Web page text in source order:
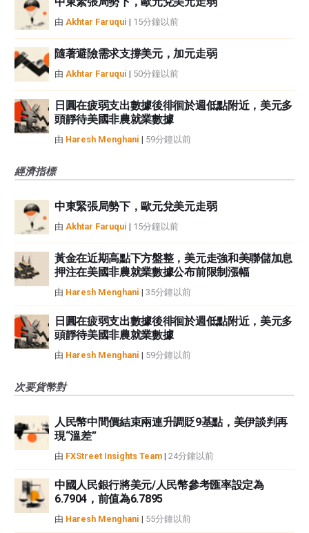
由 Akhtar Faruqui | 15分鐘以前
隨著避險需求支撐美元，加元走弱
由 Akhtar Faruqui | 50分鐘以前
日圓在疲弱支出數據後徘徊於週低點附近，美元多
頭靜待美國非農就業數據
由 Haresh Menghani | 59分鐘以前
經濟指標
中東緊張局勢下，歐元兌美元走弱
由 Akhtar Faruqui | 15分鐘以前
黃金在近期高點下方盤整，美元走強和美聯儲加息
押注在美國非農就業數據公布前限制漲幅
由 Haresh Menghani | 35分鐘以前
日圓在疲弱支出數據後徘徊於週低點附近，美元多
頭靜待美國非農就業數據
由 Haresh Menghani | 59分鐘以前
次要貨幣對
人民幣中間價結束兩連升調貶9基點，美伊談判再
現“溫差”
由 FXStreet Insights Team | 24分鐘以前
中國人民銀行將美元/人民幣參考匯率設定為
6.7904，前值為6.7895
由 Haresh Menghani | 55分鐘以前